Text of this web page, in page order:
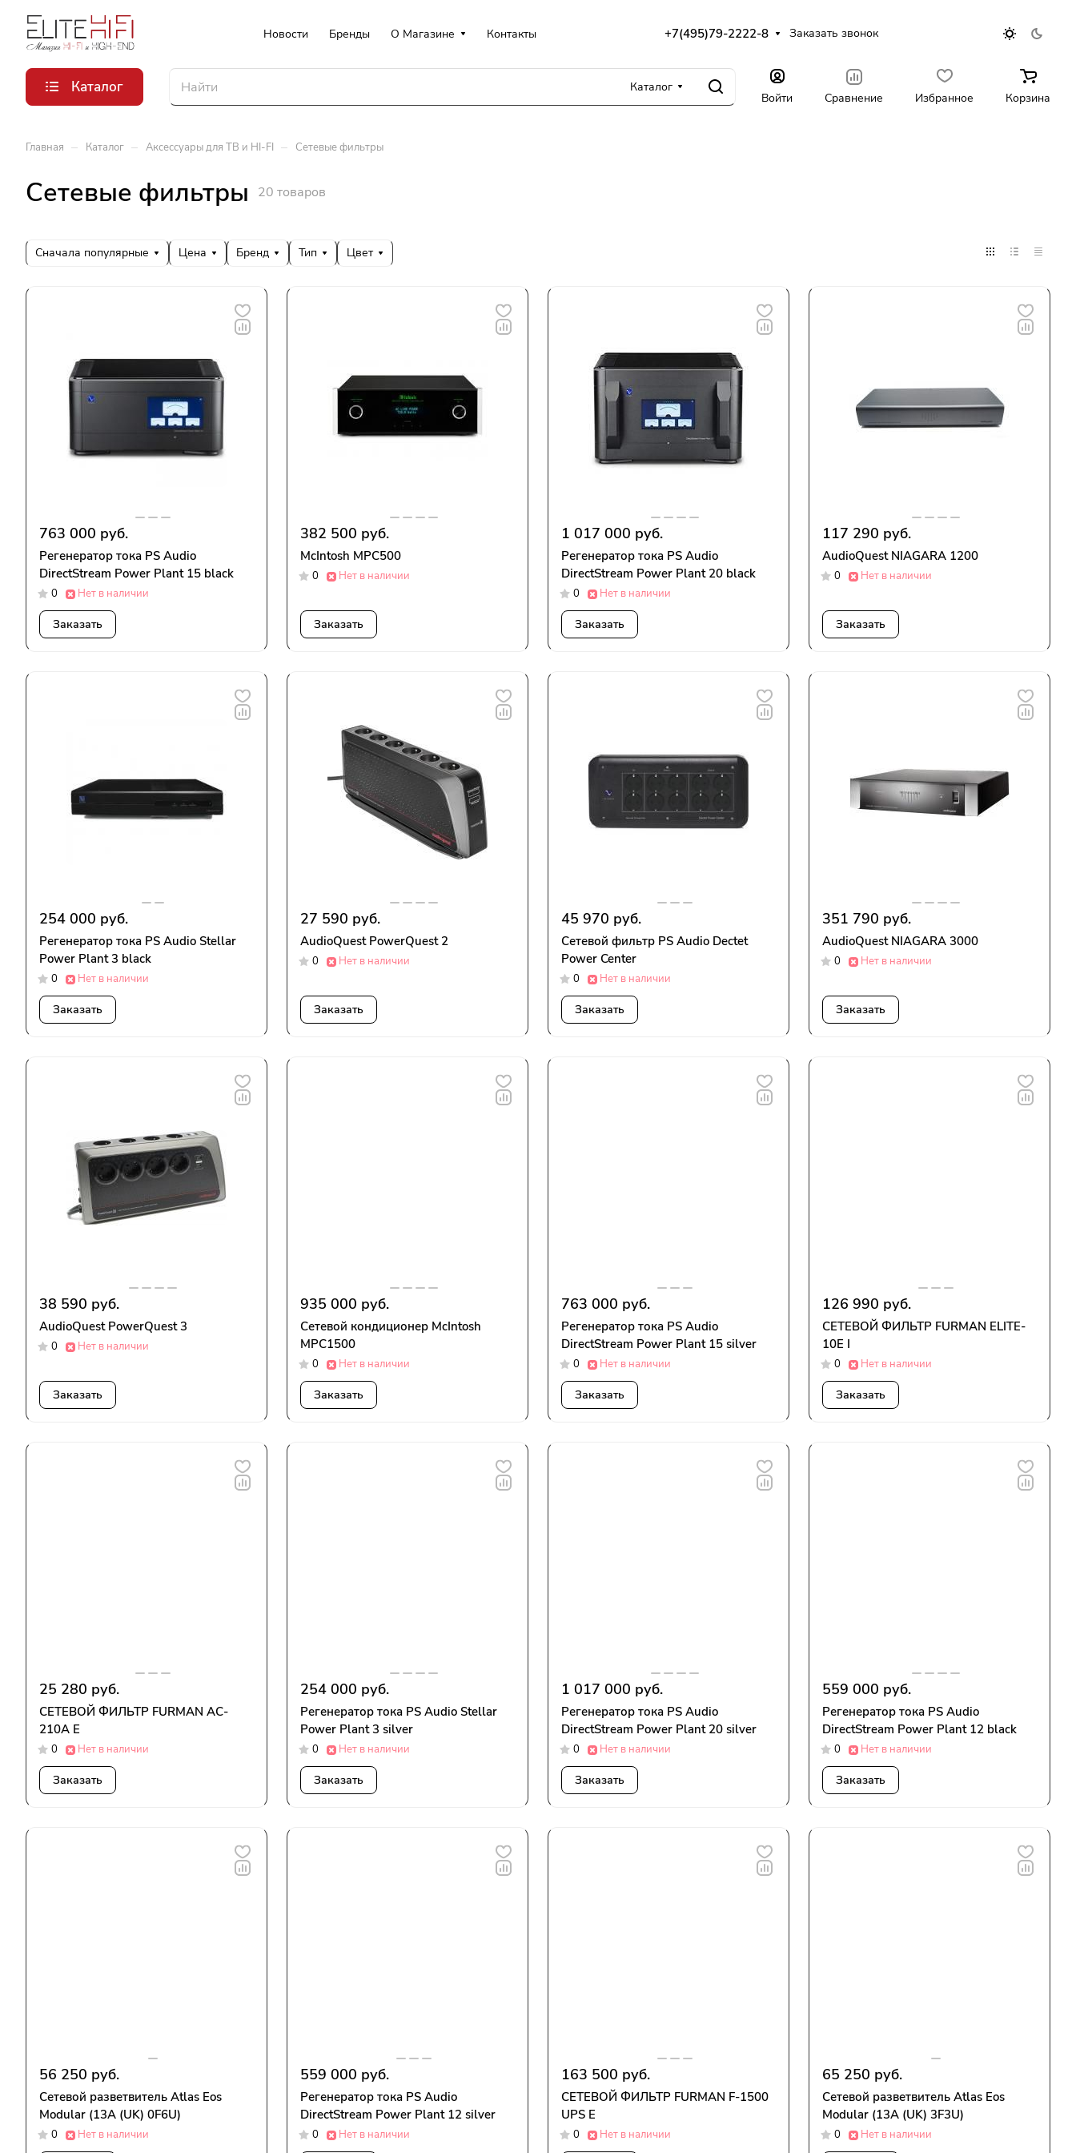
Новости Бренды О Магазине Контакты +7(495)79-2222-8 Заказать звонок
Каталог Каталог
Войти Сравнение Избранное Корзина
Главная – Каталог – Аксессуары для ТВ и HI-FI – Сетевые фильтры
Сетевые фильтры 20 товаров
Сначала популярные Цена Бренд Тип Цвет
763 000 руб.
Регенератор тока PS Audio
DirectStream Power Plant 15 black
0 Нет в наличии
Заказать
382 500 руб.
McIntosh MPC500
0 Нет в наличии
Заказать
1 017 000 руб.
Регенератор тока PS Audio
DirectStream Power Plant 20 black
0 Нет в наличии
Заказать
117 290 руб.
AudioQuest NIAGARA 1200
0 Нет в наличии
Заказать
254 000 руб.
Регенератор тока PS Audio Stellar
Power Plant 3 black
0 Нет в наличии
Заказать
27 590 руб.
AudioQuest PowerQuest 2
0 Нет в наличии
Заказать
45 970 руб.
Сетевой фильтр PS Audio Dectet
Power Center
0 Нет в наличии
Заказать
351 790 руб.
AudioQuest NIAGARA 3000
0 Нет в наличии
Заказать
38 590 руб.
AudioQuest PowerQuest 3
0 Нет в наличии
Заказать
935 000 руб.
Сетевой кондиционер McIntosh
MPC1500
0 Нет в наличии
Заказать
763 000 руб.
Регенератор тока PS Audio
DirectStream Power Plant 15 silver
0 Нет в наличии
Заказать
126 990 руб.
СЕТЕВОЙ ФИЛЬТР FURMAN ELITE-
10E I
0 Нет в наличии
Заказать
25 280 руб.
СЕТЕВОЙ ФИЛЬТР FURMAN AC-
210A E
0 Нет в наличии
Заказать
254 000 руб.
Регенератор тока PS Audio Stellar
Power Plant 3 silver
0 Нет в наличии
Заказать
1 017 000 руб.
Регенератор тока PS Audio
DirectStream Power Plant 20 silver
0 Нет в наличии
Заказать
559 000 руб.
Регенератор тока PS Audio
DirectStream Power Plant 12 black
0 Нет в наличии
Заказать
56 250 руб.
Сетевой разветвитель Atlas Eos
Modular (13A (UK) 0F6U)
0 Нет в наличии
559 000 руб.
Регенератор тока PS Audio
DirectStream Power Plant 12 silver
0 Нет в наличии
163 500 руб.
СЕТЕВОЙ ФИЛЬТР FURMAN F-1500
UPS E
0 Нет в наличии
65 250 руб.
Сетевой разветвитель Atlas Eos
Modular (13A (UK) 3F3U)
0 Нет в наличии